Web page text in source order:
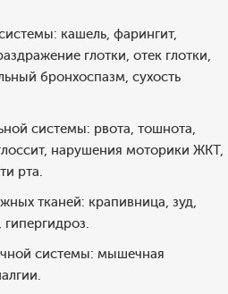
кашель, фарингит,
глотки, отек глотки,
бронхоспазм, сухость
системы: рвота, тошнота,
нарушения моторики ЖКТ,
рта.
тканей: крапивница, зуд,
системы: мышечная